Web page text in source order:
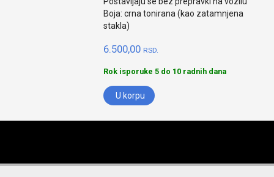
Boja: crna tonirana (kao zatamnjena
stakla)
6.500,00 RSD.
Rok isporuke 5 do 10 radnih dana
U korpu